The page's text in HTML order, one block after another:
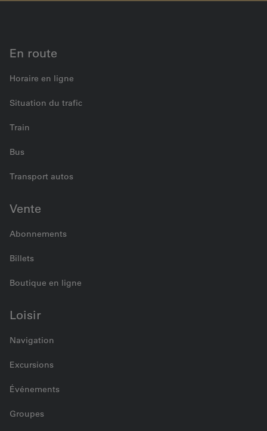
En route
Horaire en ligne
Situation du trafic
Train
Bus
Transport autos
Vente
Abonnements
Billets
Boutique en ligne
Loisir
Navigation
Excursions
Événements
Groupes